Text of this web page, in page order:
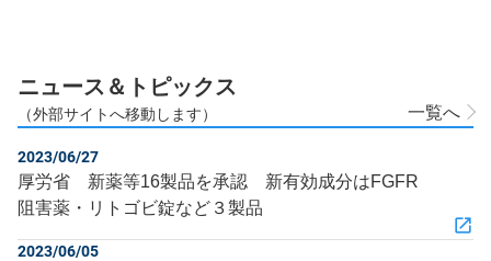
ニュース＆トピックス
（外部サイトへ移動します） 一覧へ
2023/06/27
厚労省 新薬等16製品を承認 新有効成分はFGFR
阻害薬・リトゴビ錠など３製品
2023/06/05